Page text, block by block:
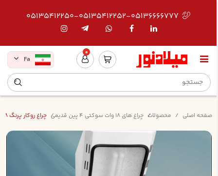
05135412250-05135412252-05136666777
0
Fa
صفحه اصلی محصولات چراغ های 18 وات سوکتی 4 پین قدیمی چراغ روکار پرنگ 18*1 الکترونيکي 4 پين بدون لامپ